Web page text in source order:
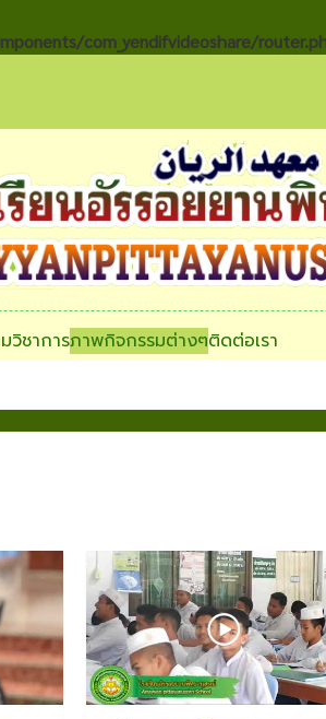
com_yendifvideoshare/
วิชาการภาพกิจกรรมต่างๆติดต่อเรา